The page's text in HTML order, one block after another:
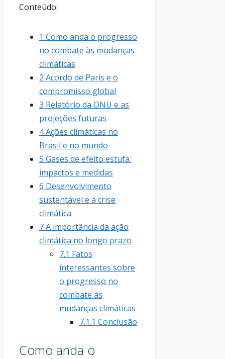
Conteúdo:
1 Como anda o progresso
no combate às mudanças
climáticas
2 Acordo de Paris e o
compromisso global
3 Relatório da ONU e as
projeções futuras
4Ações climáticas no
Brasil e no mundo
5 Gases de efeito estufa:
impactos e medidas
6 Desenvolvimento
sustentável e a crise
climática
7A importância da ação
climática no longo prazo
7.1 Fatos
interessantes sobre
o progresso no
combate às
mudanças climáticas
7.1.1 Conclusão
Como anda o